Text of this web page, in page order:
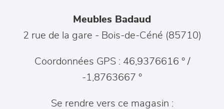
décoration
Meubles Badaud
2 rue de la gare - Bois-de-Céné (85710)
Coordonnées GPS : 46,9376616 ° /
-1,8763667 °
Se rendre vers ce magasin :